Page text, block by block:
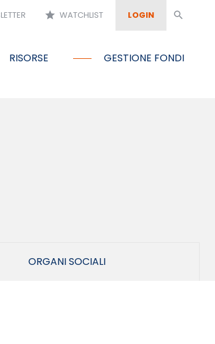
star WATCHLIST LOGIN search
RISORSE GESTIONE FONDI
ORGANI SOCIALI